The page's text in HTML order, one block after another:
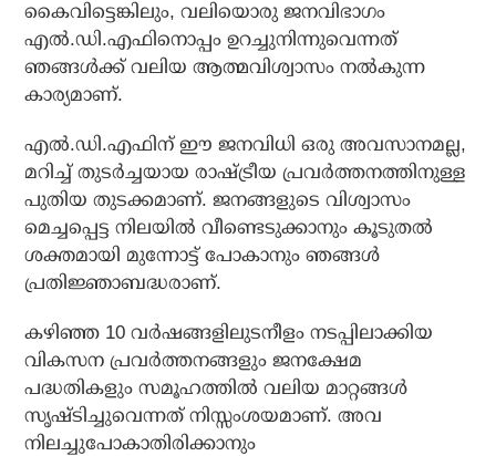
കൈവിട്ടെങ്കിലും, വലിയൊരു ജനവിഭാഗം
എല്‍.ഡി.എഫിനൊപ്പം ഉറച്ചുനിന്നുവെന്നത്
ഞങ്ങള്‍ക്ക് വലിയ ആത്മവിശ്വാസം നല്‍കുന്ന
കാര്യമാണ്.
എല്‍.ഡി.എഫിന് ഈ ജനവിധി ഒരു അവസാനമല്ല,
മറിച്ച് തുടര്‍ച്ചയായ രാഷ്ട്രീയ പ്രവര്‍ത്തനത്തിനുള്ള
പുതിയ തുടക്കമാണ്. ജനങ്ങളുടെ വിശ്വാസം
മെച്ചപ്പെട്ട നിലയില്‍ വീണ്ടെടുക്കാനും കൂടുതല്‍
ശക്തമായി മുന്നോട്ട് പോകാനും ഞങ്ങള്‍
പ്രതിജ്ഞാബദ്ധരാണ്.
കഴിഞ്ഞ 10 വര്‍ഷങ്ങളിലുടനീളം നടപ്പിലാക്കിയ
വികസന പ്രവര്‍ത്തനങ്ങളും ജനക്ഷേമ
പദ്ധതികളും സമൂഹത്തില്‍ വലിയ മാറ്റങ്ങള്‍
സൃഷ്ടിച്ചുവെന്നത് നിസ്സംശയമാണ്. അവ
നിലച്ചുപോകാതിരിക്കാനും